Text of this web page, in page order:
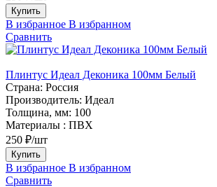
Купить
В избранное В избранном
Сравнить
Плинтус Идеал Деконика 100мм Белый
Страна: Россия
Производитель: Идеал
Толщина, мм: 100
Материалы : ПВХ
250 ₽/шт
Купить
В избранное В избранном
Сравнить